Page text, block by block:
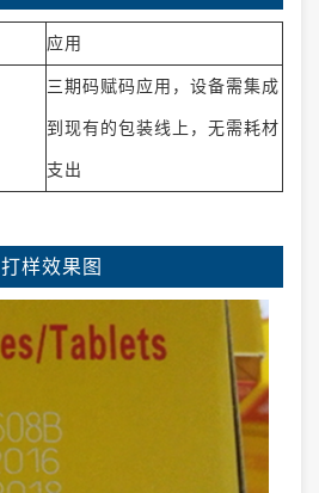
应用
三期码赋码应用，设备需集成
到现有的包装线上，无需耗材
支出
打样效果图